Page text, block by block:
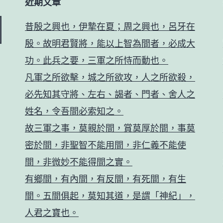
近期文章
昔殷之興也，伊摯在夏；周之興也，呂牙在
殷。故明君賢將，能以上智為間者，必成大
功。此兵之要，三軍之所恃而動也。
凡軍之所欲擊，城之所欲攻，人之所欲殺，
必先知其守將、左右、謁者、門者、舍人之
姓名，令吾間必索知之。
故三軍之事，莫親於間，賞莫厚於間，事莫
密於間，非聖智不能用間，非仁義不能使
間，非微妙不能得間之實。
有鄉間，有內間，有反間，有死間，有生
間。五間俱起，莫知其道，是謂「神紀」，
人君之寶也。